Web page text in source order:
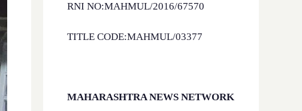
RNI NO:MAHMUL/2016/67570
TITLE CODE:MAHMUL/03377
MAHARASHTRA NEWS NETWORK